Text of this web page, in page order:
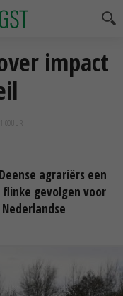
impact
agrariërs een
gevolgen voor